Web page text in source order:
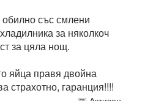
със смлени
за няколкоч
за цяла нощ.
яйца правя двойна
страхотно, гаранция!!!!